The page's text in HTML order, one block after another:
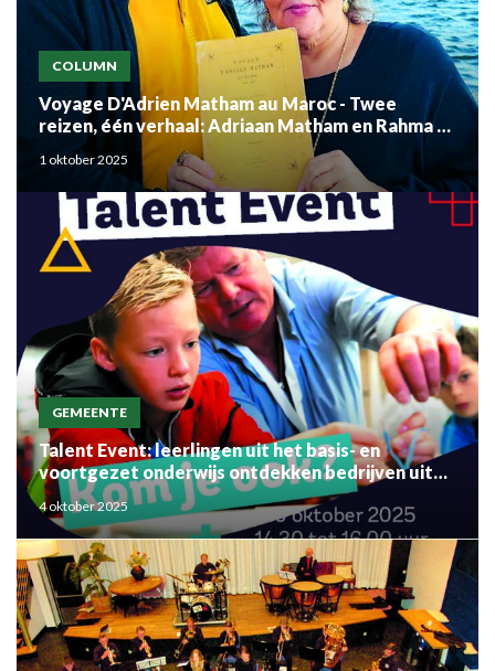
COLUMN
Voyage D'Adrien Matham au Maroc - Twee
reizen, één verhaal: Adriaan Matham en Rahma el
Mouden
1 oktober 2025
GEMEENTE
Talent Event: leerlingen uit het basis- en
voortgezet onderwijs ontdekken bedrijven uit
de regio
4 oktober 2025